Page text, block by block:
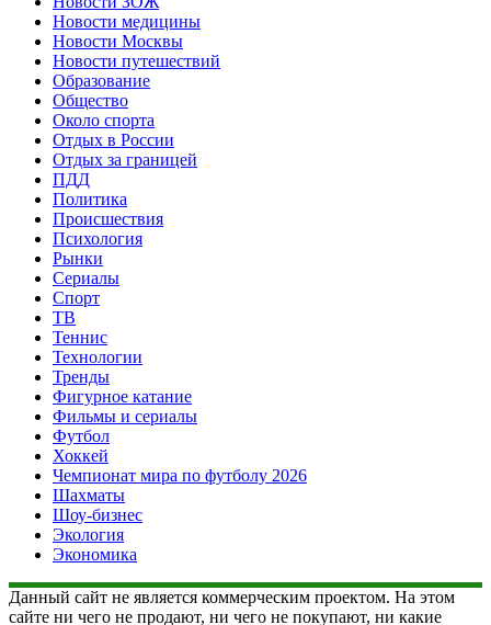
Новости медицины
Новости Москвы
Новости путешествий
Образование
Общество
Около спорта
Отдых в России
Отдых за границей
ПДД
Политика
Происшествия
Психология
Рынки
Сериалы
Спорт
ТВ
Теннис
Технологии
Тренды
Фигурное катание
Фильмы и сериалы
Футбол
Хоккей
Чемпионат мира по футболу 2026
Шахматы
Шоу-бизнес
Экология
Экономика
Данный сайт не является коммерческим проектом. На этом
сайте ни чего не продают, ни чего не покупают, ни какие